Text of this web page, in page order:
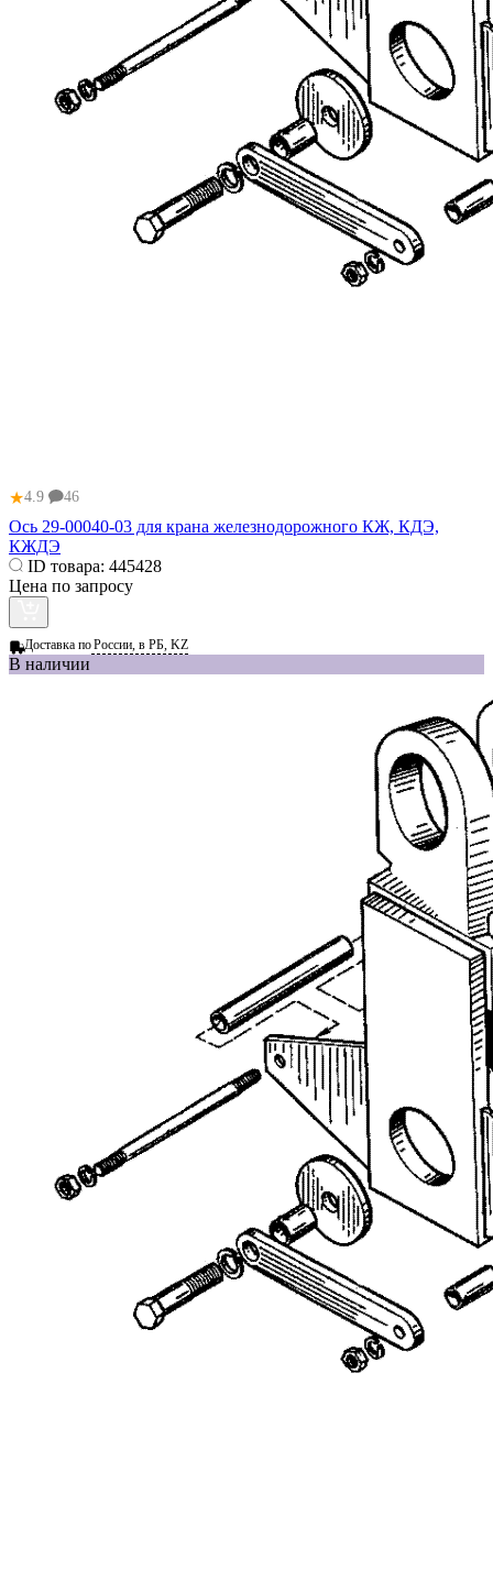
★4.9 46
Ось 29-00040-03 для крана железнодорожного КЖ, КДЭ,
КЖДЭ
ID товара: 445428
Цена по запросу
Доставка поРоссии, в РБ, KZ
В наличии